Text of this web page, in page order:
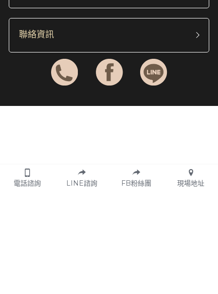
聯絡資訊
電話諮詢 LINE諮詢 FB粉絲團 現場地址